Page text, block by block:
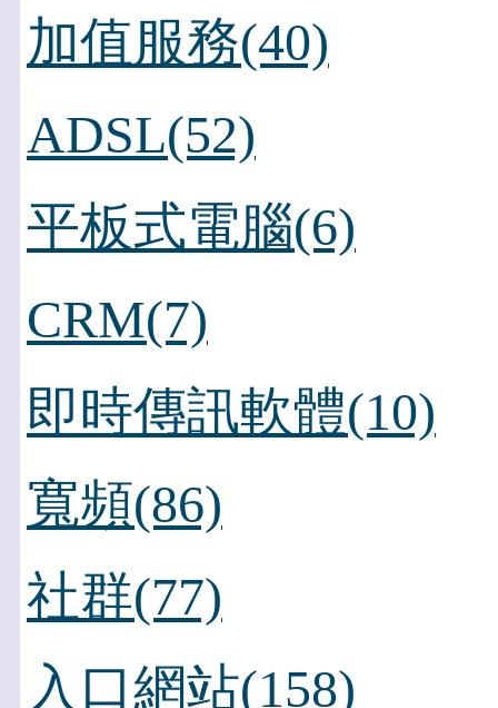
加值服務(40)
ADSL(52)
平板式電腦(6)
CRM(7)
即時傳訊軟體(10)
寬頻(86)
社群(77)
入口網站(158)